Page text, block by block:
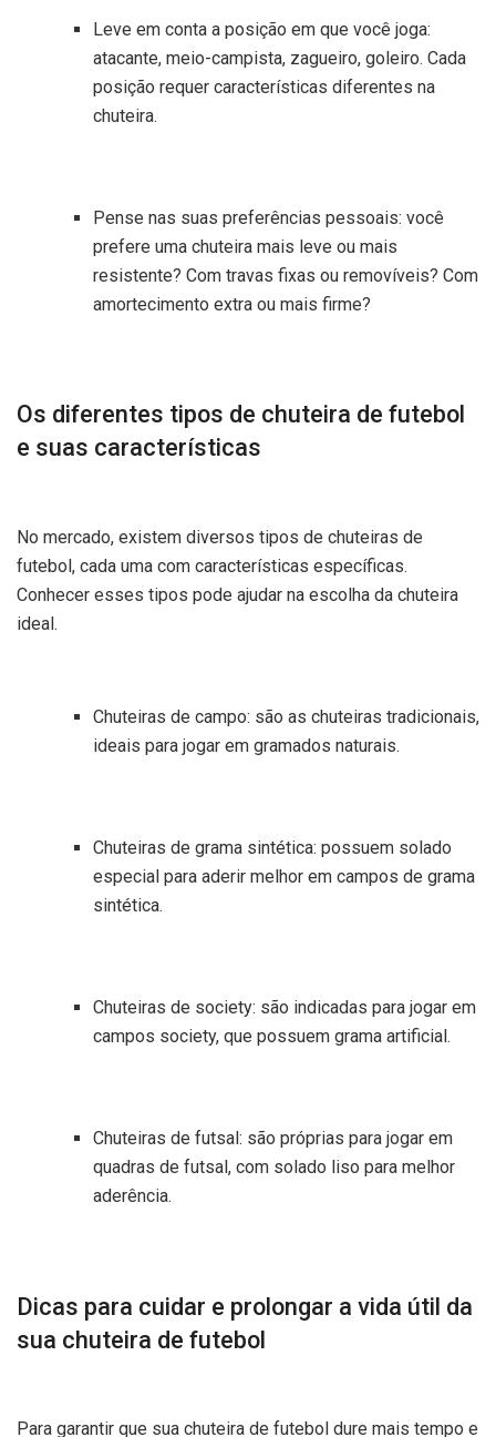
Leve em conta a posição em que você joga:
atacante, meio-campista, zagueiro, goleiro. Cada
posição requer características diferentes na
chuteira.
Pense nas suas preferências pessoais: você
prefere uma chuteira mais leve ou mais
resistente? Com travas fixas ou removíveis? Com
amortecimento extra ou mais firme?
Os diferentes tipos de chuteira de futebol
e suas características
No mercado, existem diversos tipos de chuteiras de
futebol, cada uma com características específicas.
Conhecer esses tipos pode ajudar na escolha da chuteira
ideal.
Chuteiras de campo: são as chuteiras tradicionais,
ideais para jogar em gramados naturais.
Chuteiras de grama sintética: possuem solado
especial para aderir melhor em campos de grama
sintética.
Chuteiras de society: são indicadas para jogar em
campos society, que possuem grama artificial.
Chuteiras de futsal: são próprias para jogar em
quadras de futsal, com solado liso para melhor
aderência.
Dicas para cuidar e prolongar a vida útil da
sua chuteira de futebol
Para garantir que sua chuteira de futebol dure mais tempo e